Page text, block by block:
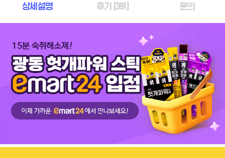
상세설명 후기 [391 ] 문의